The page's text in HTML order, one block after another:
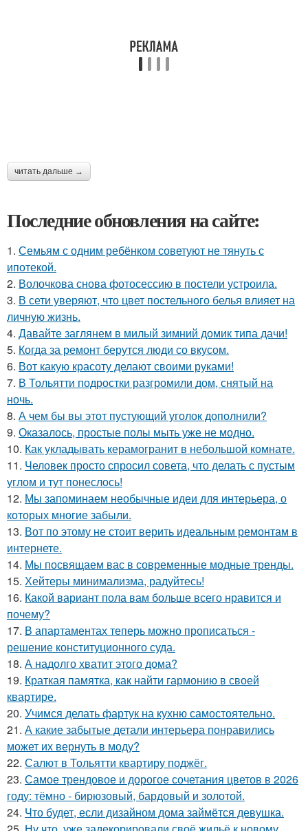
читать дальше →
Последние обновления на сайте:
1. Семьям с одним ребёнком советуют не тянуть с
ипотекой.
2. Волочкова снова фотосессию в постели устроила.
3. В сети уверяют, что цвет постельного белья влияет на
личную жизнь.
4. Давайте заглянем в милый зимний домик типа дачи!
5. Когда за ремонт берутся люди со вкусом.
6. Вот какую красоту делают своими руками!
7. В Тольятти подростки разгромили дом, снятый на
ночь.
8. А чем бы вы этот пустующий уголок дополнили?
9. Оказалось, простые полы мыть уже не модно.
10. Как укладывать керамогранит в небольшой комнате.
11. Человек просто спросил совета, что делать с пустым
углом и тут понеслось!
12. Мы запоминаем необычные идеи для интерьера, о
которых многие забыли.
13. Вот по этому не стоит верить идеальным ремонтам в
интернете.
14. Мы посвящаем вас в современные модные тренды.
15. Хейтеры минимализма, радуйтесь!
16. Какой вариант пола вам больше всего нравится и
почему?
17. В апартаментах теперь можно прописаться -
решение конституционного суда.
18. А надолго хватит этого дома?
19. Краткая памятка, как найти гармонию в своей
квартире.
20. Учимся делать фартук на кухню самостоятельно.
21. А какие забытые детали интерьера понравились
может их вернуть в моду?
22. Салют в Тольятти квартиру поджёг.
23. Самое трендовое и дорогое сочетания цветов в 2026
году: тёмно - бирюзовый, бардовый и золотой.
24. Что будет, если дизайном дома займётся девушка.